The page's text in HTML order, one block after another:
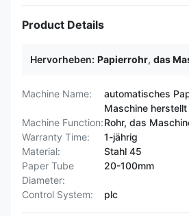
Product Details
Hervorheben: Papierrohr, das
Machine Name:
automatisches
Maschine herstellt
Machine Function:Rohr, das
Warranty Time:
1-jährig
Material:
Stahl 45
Paper Tube
Diameter:
20-100mm
Control System: plc